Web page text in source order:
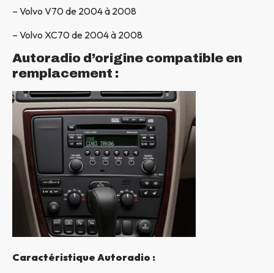
– Volvo V70 de 2004 à 2008
– Volvo XC70 de 2004 à 2008
Autoradio d’origine compatible en
remplacement :
Caractéristique Autoradio :